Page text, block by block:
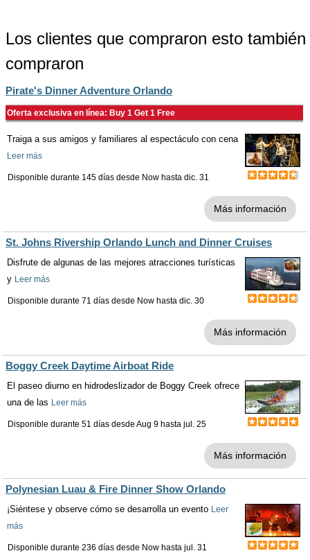
Los clientes que compraron esto también
compraron
Pirate's Dinner Adventure Orlando
Oferta exclusiva en línea: Buy 1 Get 1 Free
Traiga a sus amigos y familiares al espectáculo con cena
Leer más
Disponible durante 145 días desde Now hasta dic. 31
Más información
St. Johns Rivership Orlando Lunch and Dinner Cruises
Disfrute de algunas de las mejores atracciones turísticas
y Leer más
Disponible durante 71 días desde Now hasta dic. 30
Más información
Boggy Creek Daytime Airboat Ride
El paseo diurno en hidrodeslizador de Boggy Creek ofrece
una de las Leer más
Disponible durante 51 días desde Aug 9 hasta jul. 25
Más información
Polynesian Luau & Fire Dinner Show Orlando
¡Siéntese y observe cómo se desarrolla un evento Leer
más
Disponible durante 236 días desde Now hasta jul. 31